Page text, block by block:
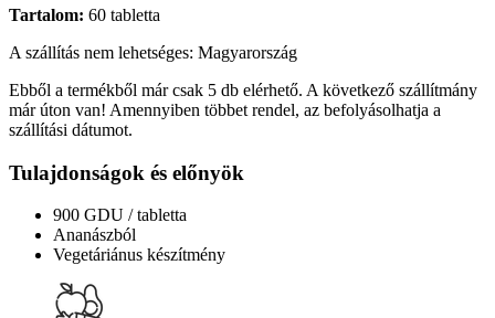
Tartalom: 60 tabletta
A szállítás nem lehetséges: Magyarország
Ebből a termékből már csak 5 db elérhető. A következő szállítmány
már úton van! Amennyiben többet rendel, az befolyásolhatja a
szállítási dátumot.
Tulajdonságok és előnyök
900 GDU / tabletta
Ananászból
Vegetáriánus készítmény